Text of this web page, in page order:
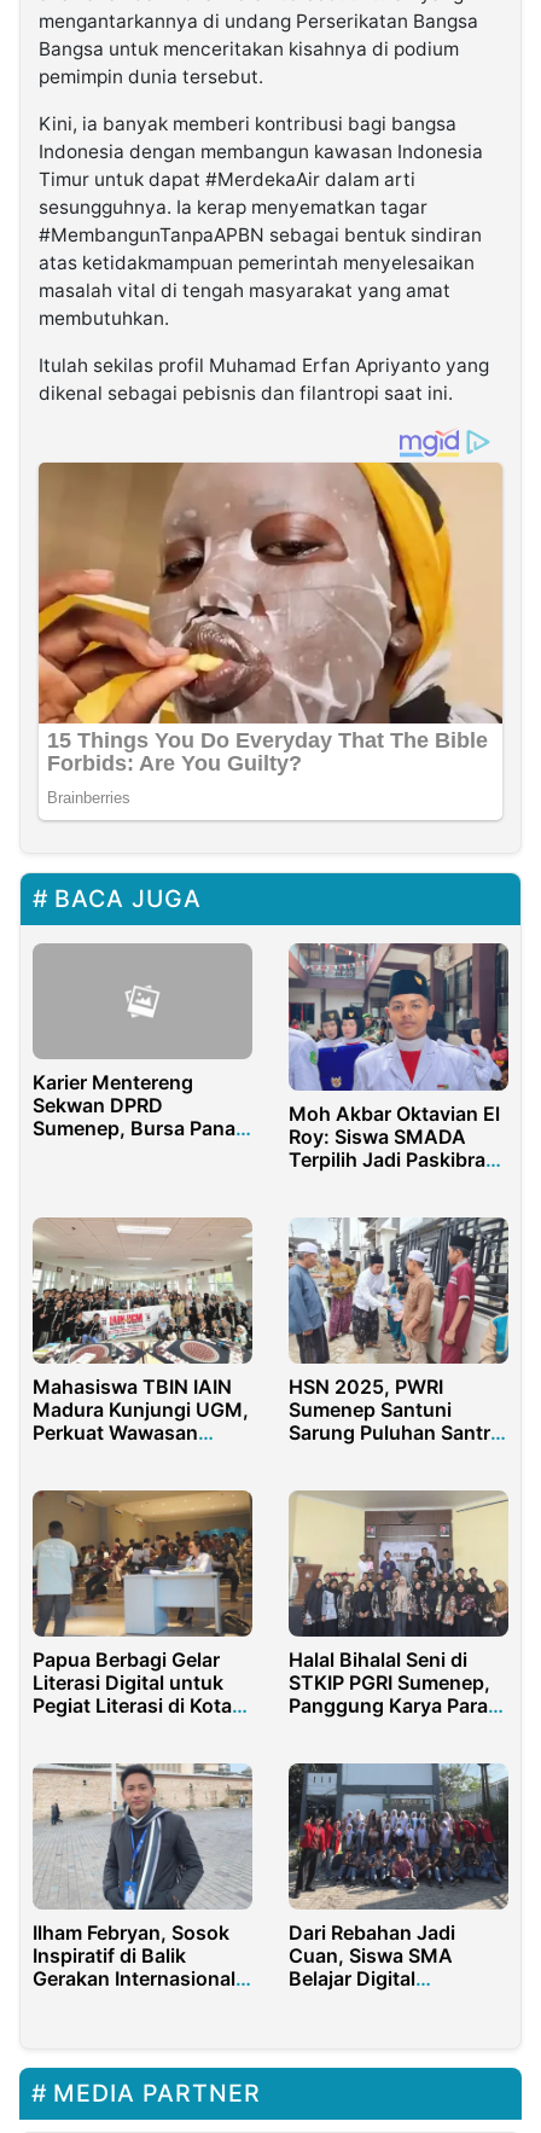
mengantarkannya di undang Perserikatan Bangsa
Bangsa untuk menceritakan kisahnya di podium
pemimpin dunia tersebut.
Kini, ia banyak memberi kontribusi bagi bangsa
Indonesia dengan membangun kawasan Indonesia
Timur untuk dapat #MerdekaAir dalam arti
sesungguhnya. Ia kerap menyematkan tagar
#MembangunTanpaAPBN sebagai bentuk sindiran
atas ketidakmampuan pemerintah menyelesaikan
masalah vital di tengah masyarakat yang amat
membutuhkan.
Itulah sekilas profil Muhamad Erfan Apriyanto yang
dikenal sebagai pebisnis dan filantropi saat ini.
BACA JUGA
Karier Mentereng
Sekwan DPRD
Sumenep, Bursa Panas
Moh Akbar Oktavian El
Roy: Siswa SMADA
Terpilih Jadi Paskibraka
Mahasiswa TBIN IAIN
Madura Kunjungi UGM,
Perkuat Wawasan
HSN 2025, PWRI
Sumenep Santuni
Sarung Puluhan Santri
Papua Berbagi Gelar
Literasi Digital untuk
Pegiat Literasi di Kota
Halal Bihalal Seni di
STKIP PGRI Sumenep,
Panggung Karya Para
Ilham Febryan, Sosok
Inspiratif di Balik
Gerakan Internasional
Dari Rebahan Jadi
Cuan, Siswa SMA
Belajar Digital
MEDIA PARTNER